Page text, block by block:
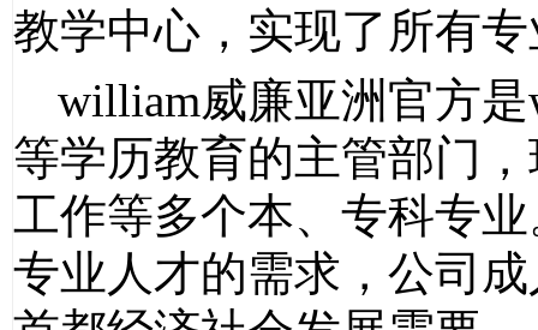
教学中心，实现了所有
william威廉亚洲官方
等学历教育的主管部门
工作等多个本、专科专
专业人才的需求，公司